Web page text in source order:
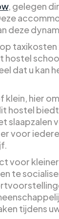
, gelegen
deze
taxikosten
hostel
dat u kan
hier
hostel biedt
voor
voor
te
tijdens